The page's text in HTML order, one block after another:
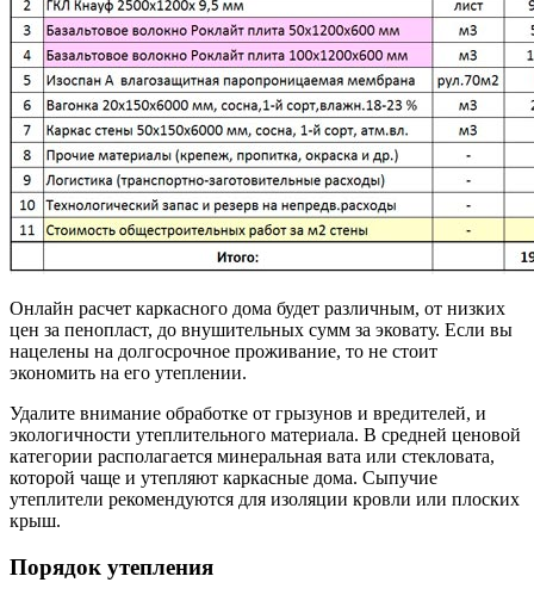
Онлайн расчет каркасного дома будет различным, от низких
цен за пенопласт, до внушительных сумм за эковату. Если вы
нацелены на долгосрочное проживание, то не стоит
экономить на его утеплении.
Удалите внимание обработке от грызунов и вредителей, и
экологичности утеплительного материала. В средней ценовой
категории располагается минеральная вата или стекловата,
которой чаще и утепляют каркасные дома. Сыпучие
утеплители рекомендуются для изоляции кровли или плоских
крыш.
Порядок утепления